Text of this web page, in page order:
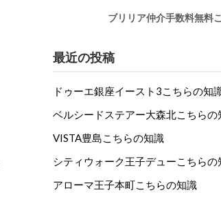
ブリリア仲介手数料無料
最近の投稿
ドゥーエ銀座イースト3こちらの知
ベルシードステアー大森北こちらの
VISTA豊島こちらの知識
シティウォーク王子デューこちらの
アローマ王子本町こちらの知識